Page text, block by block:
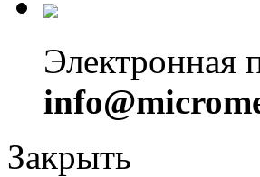
Электронная
Закрыть